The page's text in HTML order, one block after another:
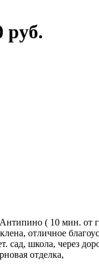
руб.
( 10 мин.
отличное
сад, школа, через
отделка,